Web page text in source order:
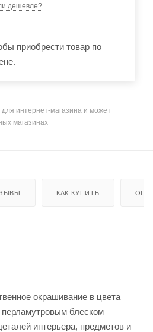
дешевле?
приобрести товар по
интернет-магазина и может
магазинах
КАК КУПИТЬ
окрашивание в цвета
блеском
интерьера, предметов и